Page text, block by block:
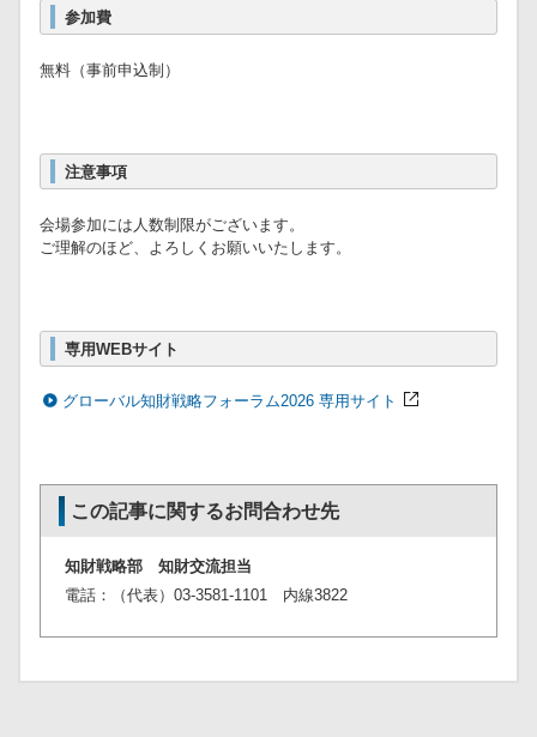
参加費
無料（事前申込制）
注意事項
会場参加には人数制限がございます。
ご理解のほど、よろしくお願いいたします。
専用WEBサイト
グローバル知財戦略フォーラム2026 専用サイト
この記事に関するお問合わせ先
知財戦略部 知財交流担当
電話：（代表）03-3581-1101 内線3822